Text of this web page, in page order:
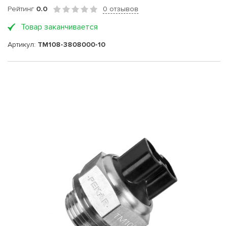
Рейтинг 0.0 0 отзывов
Товар заканчивается
Артикул: ТМ108-3808000-10